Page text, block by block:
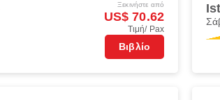
Ξεκινήστε από
US$ 70.62
Τιμή/ Pax
Βιβλίο